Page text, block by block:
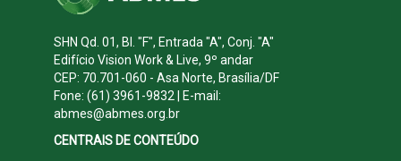
SHN Qd. 01, Bl. "F", Entrada "A", Conj. "A"
Edifício Vision Work & Live, 9º andar
CEP: 70.701-060 - Asa Norte, Brasília/DF
Fone: (61) 3961-9832 | E-mail:
abmes@abmes.org.br
CENTRAIS DE CONTEÚDO